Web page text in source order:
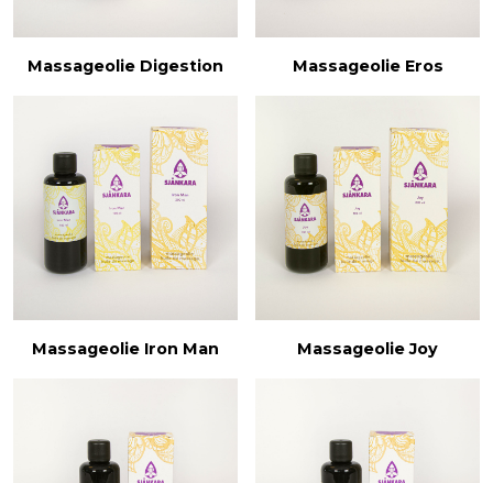
Massageolie Digestion Massageolie Eros
Massageolie Iron Man Massageolie Joy